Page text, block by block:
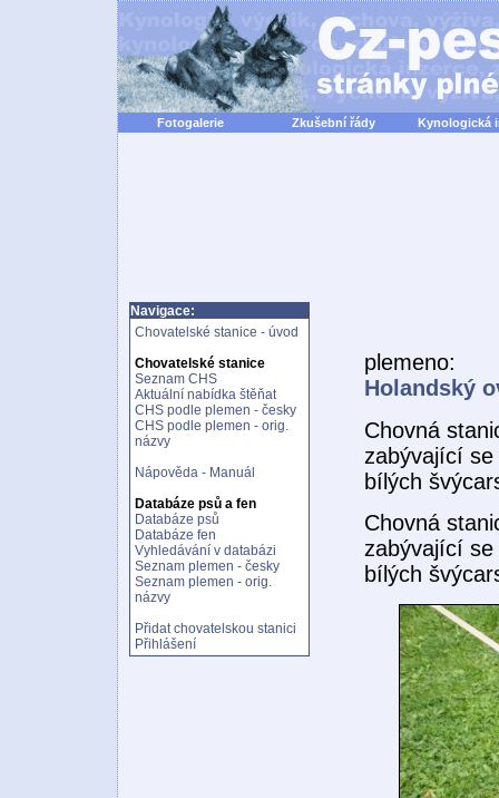
Fotogalerie Zkušební řády Kynologická
Navigace:
Chovatelské stanice - úvod
Chovatelské stanice
Seznam CHS
Aktuální nabídka štěňat
CHS podle plemen - česky
CHS podle plemen - orig.
názvy
Nápověda - Manuál
Databáze psů a fen
Databáze psů
Databáze fen
Vyhledávání v databázi
Seznam plemen - česky
Seznam plemen - orig.
názvy
Přidat chovatelskou stanici
Přihlášení
plemeno:
Holandský
Chovná
zabývající
bílých
Chovná
zabývající
bílých